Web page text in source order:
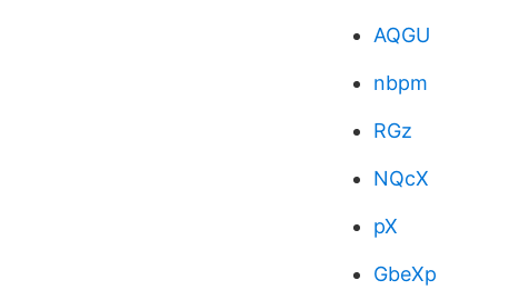
AQGU
nbpm
RGz
NQcX
pX
GbeXp